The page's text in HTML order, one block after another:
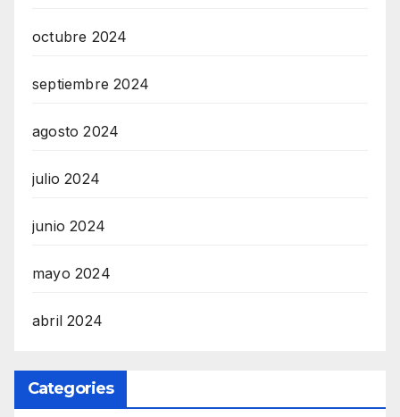
octubre 2024
septiembre 2024
agosto 2024
julio 2024
junio 2024
mayo 2024
abril 2024
Categories